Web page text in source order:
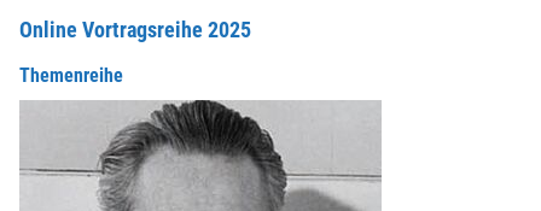
Online Vortragsreihe 2025
Themenreihe